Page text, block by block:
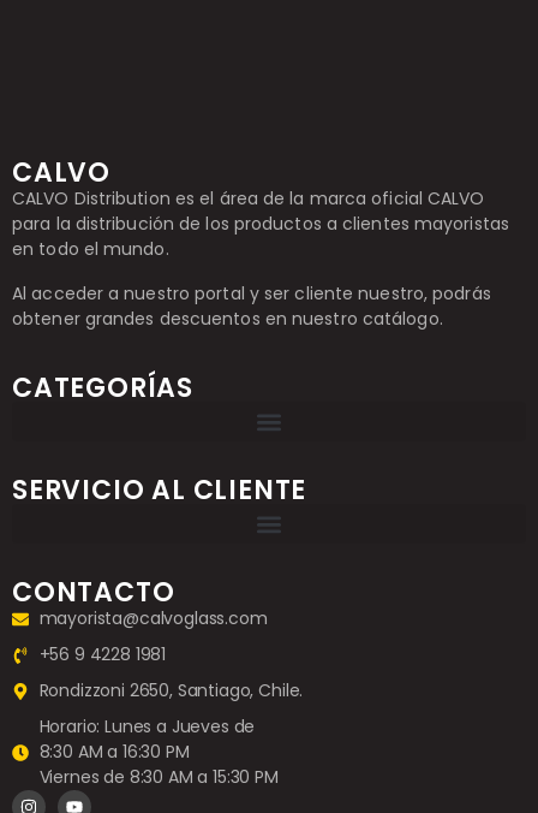
CALVO
CALVO Distribution es el área de la marca oficial CALVO
para la distribución de los productos a clientes mayoristas
en todo el mundo.
Al acceder a nuestro portal y ser cliente nuestro, podrás
obtener grandes descuentos en nuestro catálogo.
CATEGORÍAS
SERVICIO AL CLIENTE
CONTACTO
mayorista@calvoglass.com
+56 9 4228 1981
Rondizzoni 2650, Santiago, Chile.
Horario: Lunes a Jueves de
8:30 AM a 16:30 PM
Viernes de 8:30 AM a 15:30 PM